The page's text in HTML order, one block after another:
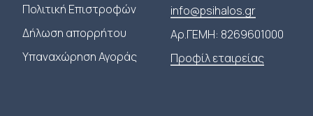
Πολιτική Επιστροφών
Δήλωση απορρήτου
Υπαναχώρηση Αγοράς
info@psihalos.gr
Αρ.ΓΕΜΗ: 8269601000
Προφίλ εταιρείας